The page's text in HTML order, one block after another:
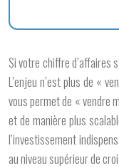
Si votre chiffre d’affaires
L’enjeu n’est plus de «
vous permet de « vendre
et de manière plus
l’investissement
au niveau supérieur de